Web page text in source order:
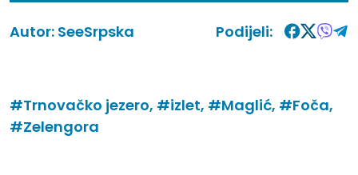
Autor: SeeSrpska Podijeli:
#Trnovačko jezero, #izlet, #Maglić, #Foča,
#Zelengora